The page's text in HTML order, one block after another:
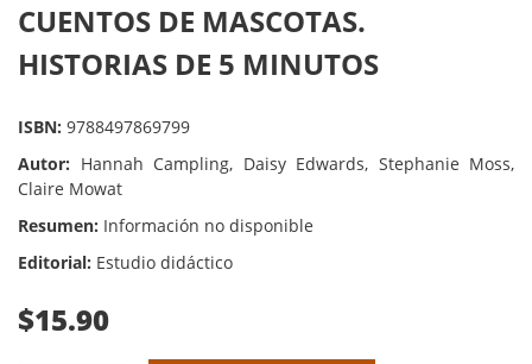
CUENTOS DE MASCOTAS.
HISTORIAS DE 5 MINUTOS
ISBN: 9788497869799
Autor: Hannah Campling, Daisy Edwards, Stephanie Moss,
Claire Mowat
Resumen: Información no disponible
Editorial: Estudio didáctico
$15.90